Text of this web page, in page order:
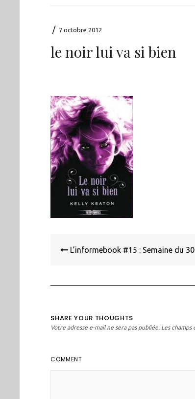
/ 7 octobre 2012
le noir lui va si bien
de
L’informebook #15 : Semaine du
SHARE YOUR THOUGHTS
Votre adresse e-mail ne sera pas publiée. Les
COMMENT